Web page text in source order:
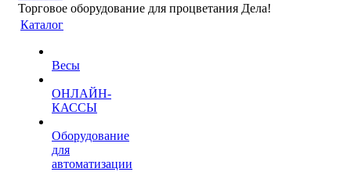
Торговое оборудование для процветания Дела!
Каталог
Весы
ОНЛАЙН-
КАССЫ
Оборудование
для
автоматизации